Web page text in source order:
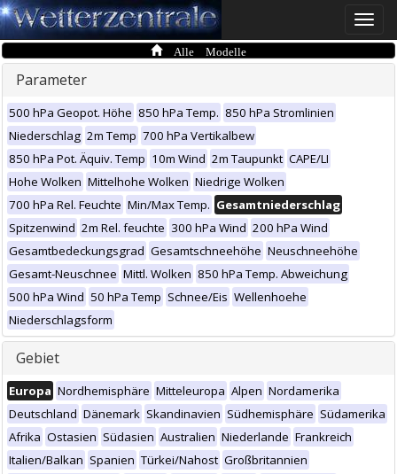
Toggle
Alle Modelle
Parameter
500 hPa Geopot. Höhe 850 hPa Temp. 850 hPa Stromlinien
Niederschlag 2m Temp 700 hPa Vertikalbew
850 hPa Pot. Äquiv. Temp 10m Wind 2m Taupunkt CAPE/LI
Hohe Wolken Mittelhohe Wolken Niedrige Wolken
700 hPa Rel. Feuchte Min/Max Temp. Gesamtniederschlag
Spitzenwind 2m Rel. feuchte 300 hPa Wind 200 hPa Wind
Gesamtbedeckungsgrad Gesamtschneehöhe Neuschneehöhe
Gesamt-Neuschnee Mittl. Wolken 850 hPa Temp. Abweichung
500 hPa Wind 50 hPa Temp Schnee/Eis Wellenhoehe
Niederschlagsform
Gebiet
Europa Nordhemisphäre Mitteleuropa Alpen Nordamerika
Deutschland Dänemark Skandinavien Südhemisphäre Südamerika
Afrika Ostasien Südasien Australien Niederlande Frankreich
Italien/Balkan Spanien Türkei/Nahost Großbritannien